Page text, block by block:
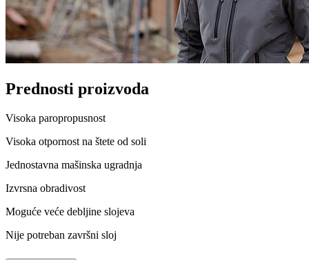
Prednosti proizvoda
Visoka paropropusnost
Visoka otpornost na štete od soli
Jednostavna mašinska ugradnja
Izvrsna obradivost
Moguće veće debljine slojeva
Nije potreban završni sloj